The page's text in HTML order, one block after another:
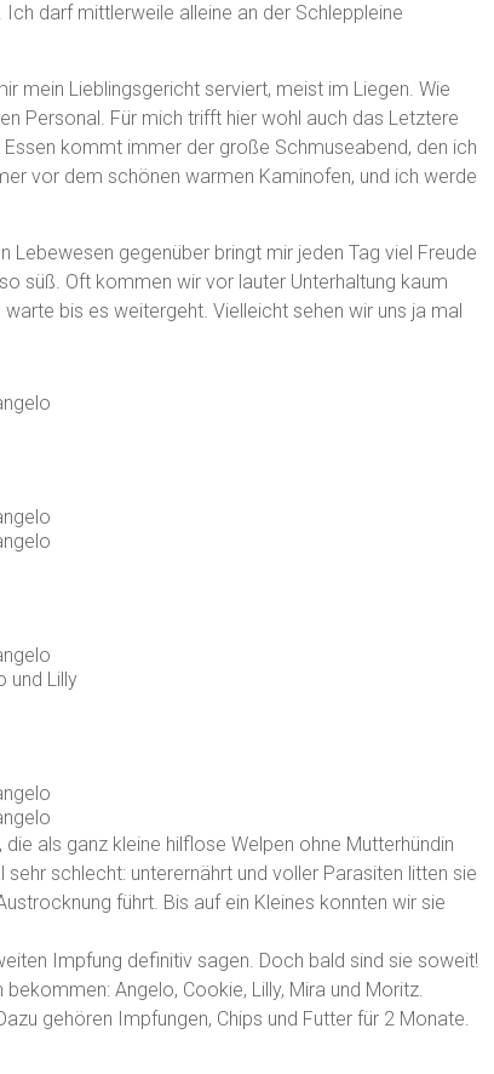
darf mittlerweile alleine an der Schleppleine
mein Lieblingsgericht serviert, meist im Liegen. Wie
Personal. Für mich trifft hier wohl auch das Letztere
kommt immer der große Schmuseabend, den ich
vor dem schönen warmen Kaminofen, und ich werde
Lebewesen gegenüber bringt mir jeden Tag viel Freude
süß. Oft kommen wir vor lauter Unterhaltung kaum
bis es weitergeht. Vielleicht sehen wir uns ja mal
und Lilly
als ganz kleine hilflose Welpen ohne Mutterhündin
schlecht: unterernährt und voller Parasiten litten sie
führt. Bis auf ein Kleines konnten wir sie
Impfung definitiv sagen. Doch bald sind sie soweit!
Angelo, Cookie, Lilly, Mira und Moritz.
gehören Impfungen, Chips und Futter für 2 Monate.